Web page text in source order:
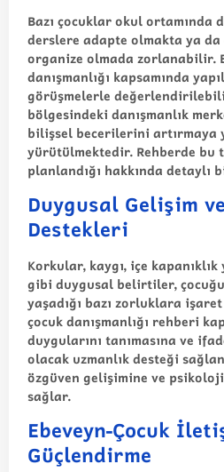
Bazı çocuklar okul
derslere adapte olmakta ya da
organize olmada zorlanabilir.
danışmanlığı kapsamında
görüşmelerle
bölgesindeki danışmanlık
bilişsel becerilerini artırmaya
yürütülmektedir. Rehberde bu
planlandığı hakkında
Duygusal Gelişim
Destekleri
Korkular, kaygı, içe
gibi duygusal belirtiler,
yaşadığı bazı zorluklara
çocuk danışmanlığı rehberi
duygularını tanımasına ve
olacak uzmanlık desteği
özgüven gelişimine ve
sağlar.
Ebeveyn-Çocuk
Güçlendirme